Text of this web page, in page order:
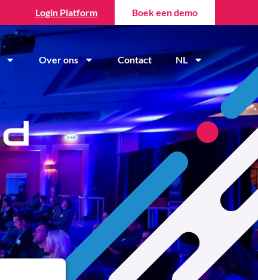
Login Platform Boek een demo
Over ons Contact NL